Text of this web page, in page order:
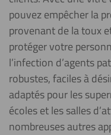
pouvez empêcher la
provenant de la toux
protéger votre
l’infection d’agents
robustes, faciles à
adaptés pour les
écoles et les salles
nombreuses autres